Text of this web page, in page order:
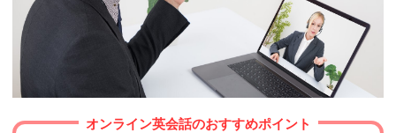
オンライン英会話のおすすめポイント